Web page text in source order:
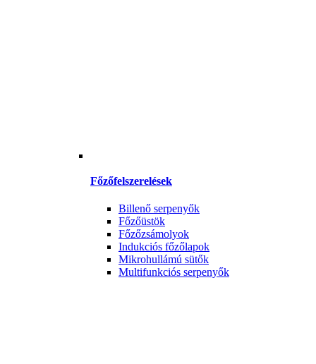
Főzőfelszerelések
Billenő serpenyők
Főzőüstök
Főzőzsámolyok
Indukciós főzőlapok
Mikrohullámú sütők
Multifunkciós serpenyők